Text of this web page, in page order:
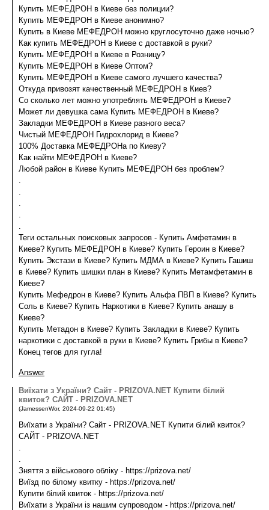
Купить МЕФЕДРОН в Киеве без полиции?
Купить МЕФЕДРОН в Киеве анонимно?
Купить в Киеве МЕФЕДРОН можно круглосуточно даже ночью?
Как купить МЕФЕДРОН в Киеве с доставкой в руки?
Купить МЕФЕДРОН в Киеве в Розницу?
Купить МЕФЕДРОН в Киеве Оптом?
Купить МЕФЕДРОН в Киеве самого лучшего качества?
Откуда привозят качественный МЕФЕДРОН в Киев?
Со сколько лет можно употреблять МЕФЕДРОН в Киеве?
Может ли девушка сама Купить МЕФЕДРОН в Киеве?
Закладки МЕФЕДРОН в Киеве разного веса?
Чистый МЕФЕДРОН Гидрохлорид в Киеве?
100% Доставка МЕФЕДРОНа по Киеву?
Как найти МЕФЕДРОН в Киеве?
Любой район в Киеве Купить МЕФЕДРОН без проблем?
.
.
.
.
.
Теги остальных поисковых запросов - Купить Амфетамин в
Киеве? Купить МЕФЕДРОН в Киеве? Купить Героин в Киеве?
Купить Экстази в Киеве? Купить МДМА в Киеве? Купить Гашиш
в Киеве? Купить шишки план в Киеве? Купить Метамфетамин в
Киеве?
Купить Мефедрон в Киеве? Купить Альфа ПВП в Киеве? Купить
Соль в Киеве? Купить Наркотики в Киеве? Купить анашу в
Киеве?
Купить Метадон в Киеве? Купить Закладки в Киеве? Купить
наркотики с доставкой в руки в Киеве? Купить Грибы в Киеве?
Конец тегов для гугла!
Answer
Виїхати з України? Сайт - PRIZOVA.NET Купити білий
квиток? САЙТ - PRIZOVA.NET
(JamessenWor, 2024-09-22 01:45)
Виїхати з України? Сайт - PRIZOVA.NET Купити білий квиток?
САЙТ - PRIZOVA.NET
.
.
Зняття з військового обліку - https://prizova.net/
Виїзд по білому квитку - https://prizova.net/
Купити білий квиток - https://prizova.net/
Виїхати з України із нашим супроводом - https://prizova.net/